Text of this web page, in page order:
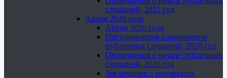
слушаний, 2021 год
Архив 2020 года
Архив 2020 года
Постановления о назначении
публичных слушаний, 2020 год
Оповещения о начале публичных
слушаний, 2020 год
Заключения о результатах